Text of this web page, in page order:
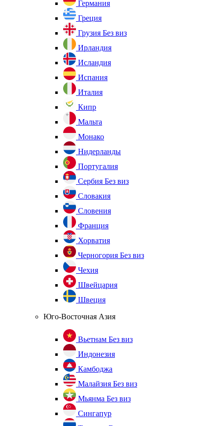
Германия
Греция
Грузия Без виз
Ирландия
Исландия
Испания
Италия
Кипр
Мальта
Монако
Нидерланды
Португалия
Сербия Без виз
Словакия
Словения
Франция
Хорватия
Черногория Без виз
Чехия
Швейцария
Швеция
Юго-Восточная Азия
Вьетнам Без виз
Индонезия
Камбоджа
Малайзия Без виз
Мьянма Без виз
Сингапур